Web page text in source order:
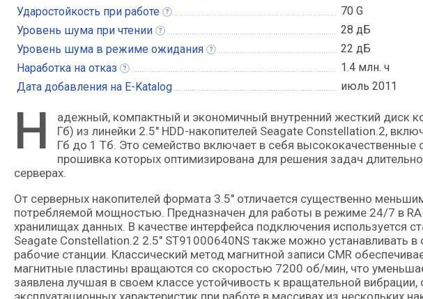
Ударостойкость при работе
70 G
Уровень шума при чтении
28 дБ
Уровень шума в режиме ожидания
22 дБ
Наработка на отказ
1.4 млн. ч
Дата добавления на E-Katalog
июль 2011
Н
адежный, компактный и экономичный внутренний жесткий диск корпоративного класса емкостью 1 Тб (1000
Гб) из линейки 2.5" HDD-накопителей Seagate Constellation.2,
Гб до 1 Тб. Это семейство включает в себя высококачественные
прошивка которых оптимизирована для решения задач
серверах.
От серверных накопителей формата 3.5" отличается существенно
потребляемой мощностью. Предназначен для работы в режиме 24/7 в
хранилищах данных. В качестве интерфейса подключения используется
Seagate Constellation.2 2.5" ST91000640NS также можно устанавливать
рабочие станции. Классический метод магнитной записи CMR
магнитные пластины вращаются со скоростью 7200 об/мин, что
заявлена лучшая в своем классе устойчивость к вращательной
эксплуатационных характеристик при работе в массивах из нескольких